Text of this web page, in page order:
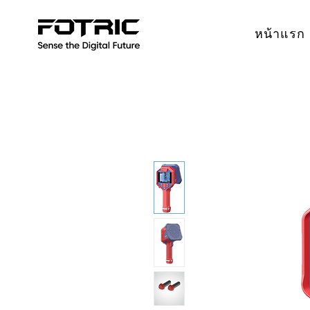
หน้าแรก